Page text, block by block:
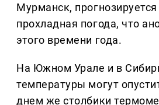
Мурманск,
прохладная погода, что
этого времени года.
На Южном Урале и в
температуры могут
днем же столбики